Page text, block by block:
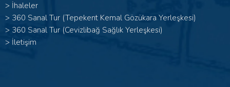
> İhaleler
> 360 Sanal Tur (Tepekent Kemal Gözükara Yerleşkesi)
> 360 Sanal Tur (Cevizlibağ Sağlık Yerleşkesi)
> İletişim